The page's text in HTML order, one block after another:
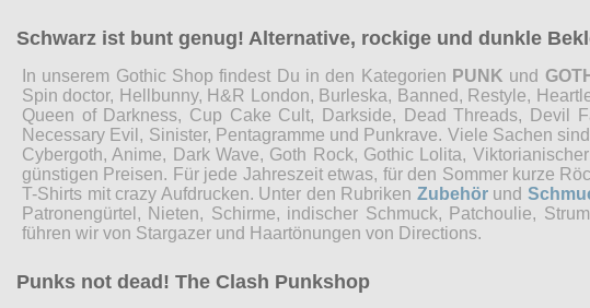
Schwarz ist bunt genug! Alternative, rockige und dunkle
In unserem Gothic Shop findest Du in den Kategorien PUNK und
Spin doctor, Hellbunny, H&R London, Burleska, Banned, Restyle,
Queen of Darkness, Cup Cake Cult, Darkside, Dead Threads, Devil
Necessary Evil, Sinister, Pentagramme und Punkrave. Viele Sachen
Cybergoth, Anime, Dark Wave, Goth Rock, Gothic Lolita,
günstigen Preisen. Für jede Jahreszeit etwas, für den Sommer kurze
T-Shirts mit crazy Aufdrucken. Unter den Rubriken Zubehörund
Patronengürtel, Nieten, Schirme, indischer Schmuck, Patchoulie,
führen wir von Stargazer und Haartönungen von Directions.
Punks not dead! The Clash Punkshop